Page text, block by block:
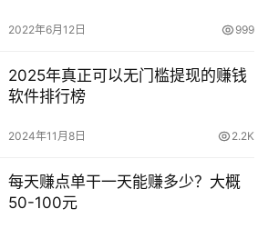
2022年6月12日 999
2025年真正可以无门槛提现的赚钱
软件排行榜
2024年11月8日 2.2K
每天赚点单干一天能赚多少？大概
50-100元